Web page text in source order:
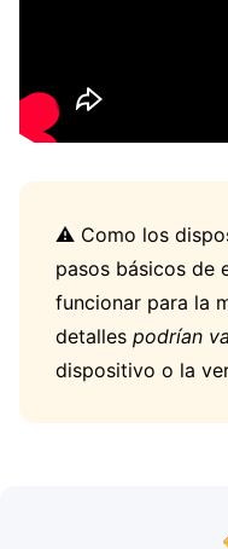
⚠️ Como los
pasos básicos de
funcionar para la
detalles podrían
dispositivo o la